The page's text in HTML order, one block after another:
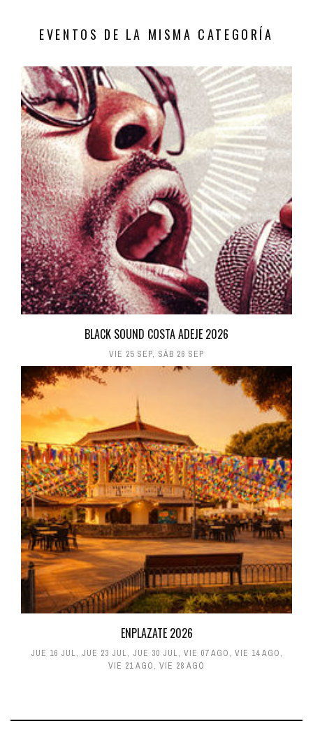
EVENTOS DE LA MISMA CATEGORÍA
BLACK SOUND COSTA ADEJE 2026
VIE 25 SEP, SÁB 26 SEP
ENPLAZATE 2026
JUE 16 JUL, JUE 23 JUL, JUE 30 JUL, VIE 07 AGO, VIE 14 AGO,
VIE 21 AGO, VIE 28 AGO